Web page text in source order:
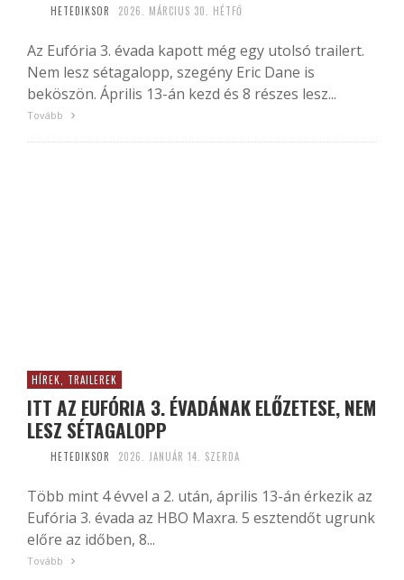
HETEDIKSOR 2026. MÁRCIUS 30. HÉTFŐ
Az Eufória 3. évada kapott még egy utolsó trailert.
Nem lesz sétagalopp, szegény Eric Dane is
beköszön. Április 13-án kezd és 8 részes lesz...
Tovább
HÍREK, TRAILEREK
ITT AZ EUFÓRIA 3. ÉVADÁNAK ELŐZETESE, NEM
LESZ SÉTAGALOPP
HETEDIKSOR 2026. JANUÁR 14. SZERDA
Több mint 4 évvel a 2. után, április 13-án érkezik az
Eufória 3. évada az HBO Maxra. 5 esztendőt ugrunk
előre az időben, 8...
Tovább